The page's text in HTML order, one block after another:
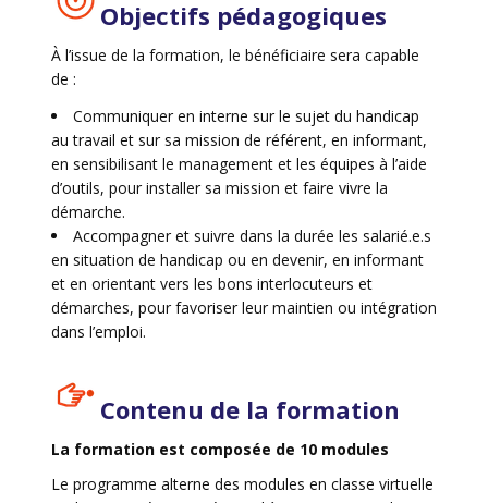
Objectifs pédagogiques
À l’issue de la formation, le bénéficiaire sera capable
de :
Communiquer en interne sur le sujet du handicap
au travail et sur sa mission de référent, en informant,
en sensibilisant le management et les équipes à l’aide
d’outils, pour installer sa mission et faire vivre la
démarche.
Accompagner et suivre dans la durée les salarié.e.s
en situation de handicap ou en devenir, en informant
et en orientant vers les bons interlocuteurs et
démarches, pour favoriser leur maintien ou intégration
dans l’emploi.
Contenu de la formation
La formation est composée de 10 modules
Le programme alterne des modules en classe virtuelle